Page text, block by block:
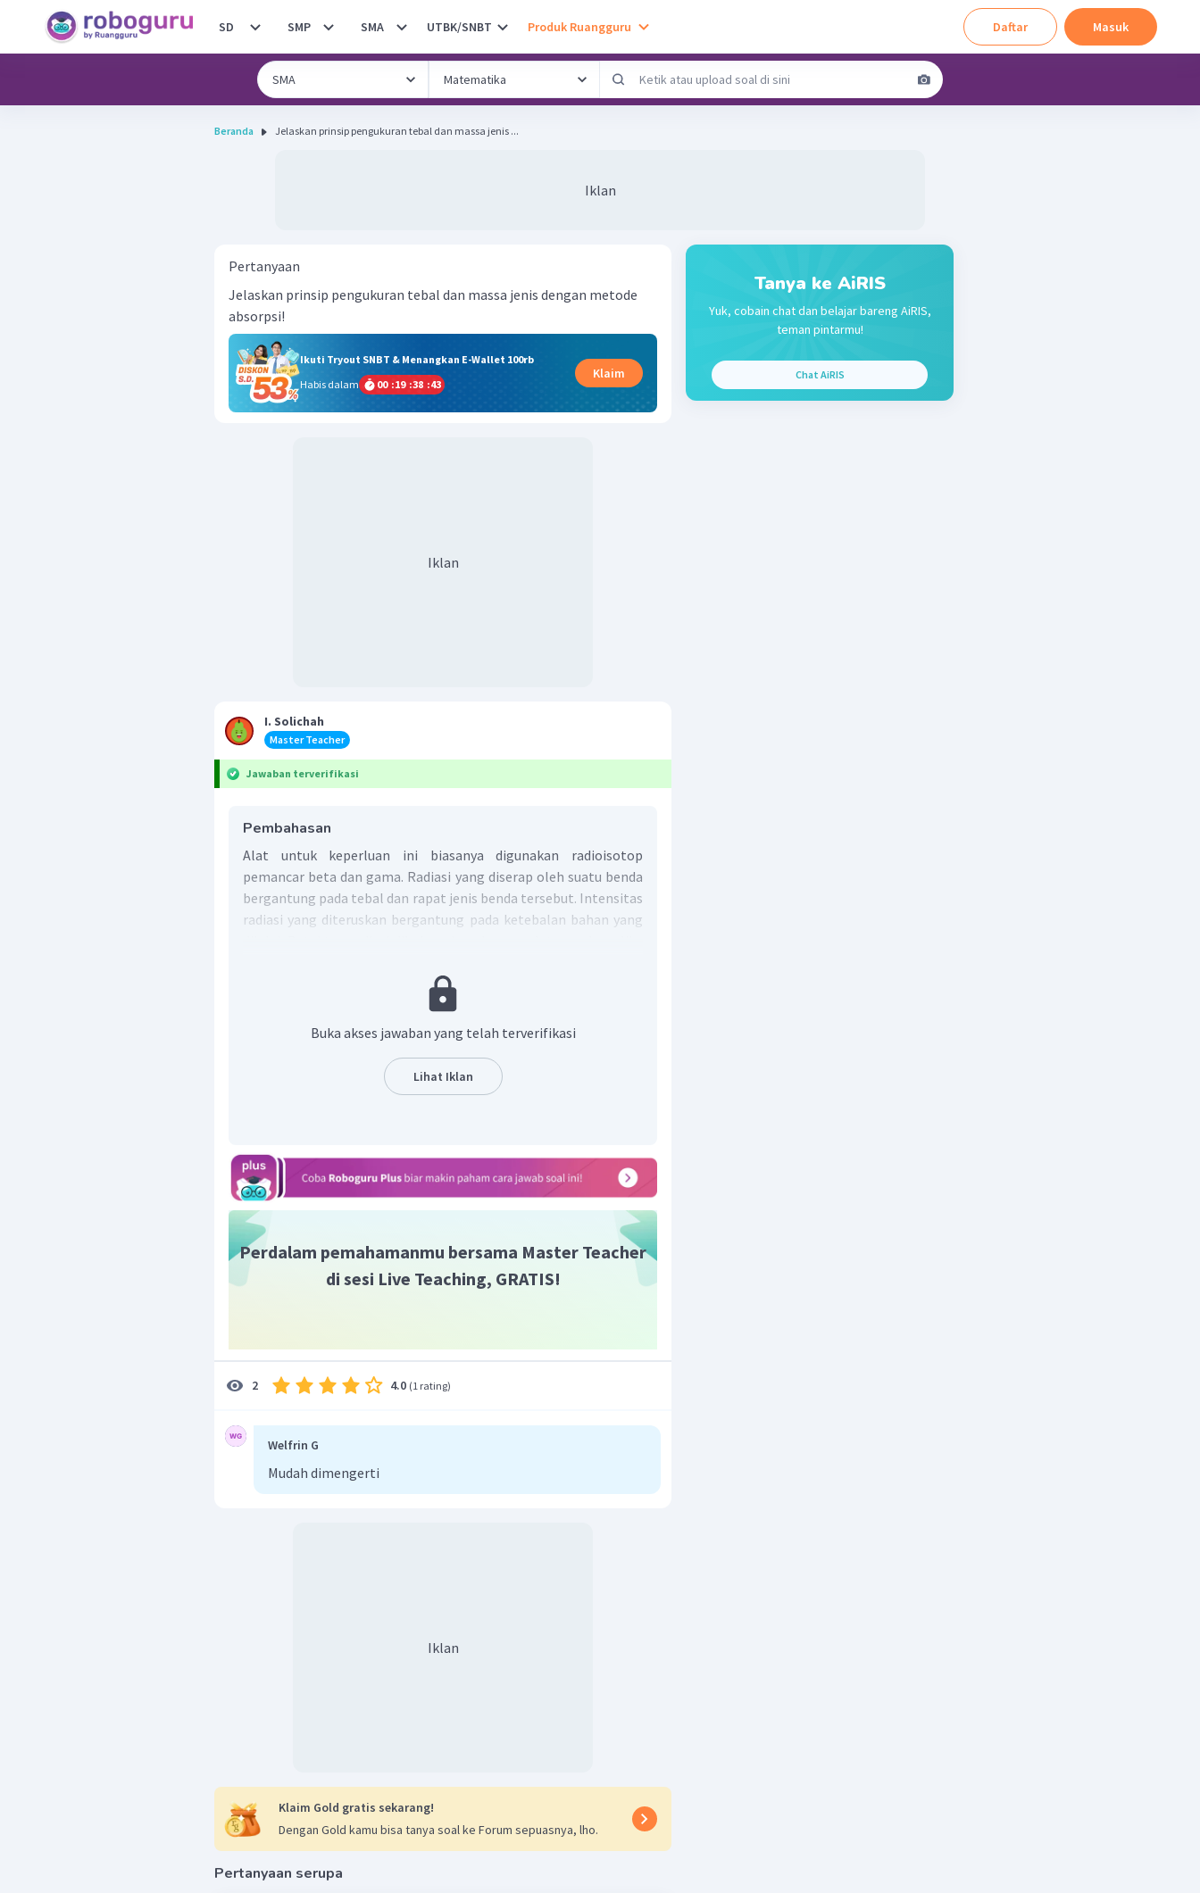
SD SMP SMA UTBK/SNBT Produk Ruangguru Daftar Masuk
Beranda Jelaskan prinsip pengukuran tebal dan massa jenis ...
Iklan
Pertanyaan
Jelaskan prinsip pengukuran tebal dan massa jenis dengan metode
absorpsi!
Ikuti Tryout SNBT & Menangkan E-Wallet 100rb
Habis dalam
00 :19 :38 :43
Klaim
Iklan
I. Solichah
Master Teacher
Jawaban terverifikasi
Pembahasan
Alat untuk keperluan ini biasanya digunakan radioisotop
pemancar beta dan gama. Radiasi yang diserap oleh suatu benda
bergantung pada tebal dan rapat jenis benda tersebut. Intensitas
radiasi yang diteruskan bergantung pada ketebalan bahan yang
Dengan demikian, maka jawaban yang tepat adalah sesuai
penjelasan di atas.Buka akses jawaban yang telah terverifikasi
Lihat Iklan
Perdalam pemahamanmu bersama Master Teacher
di sesi Live Teaching, GRATIS!
2 4.0 (1 rating)
Welfrin G
Mudah dimengerti
Iklan
Klaim Gold gratis sekarang!
Dengan Gold kamu bisa tanya soal ke Forum sepuasnya, lho.
Pertanyaan serupa
Tanya ke AiRIS
Yuk, cobain chat dan belajar bareng AiRIS,
teman pintarmu!
Chat AiRIS